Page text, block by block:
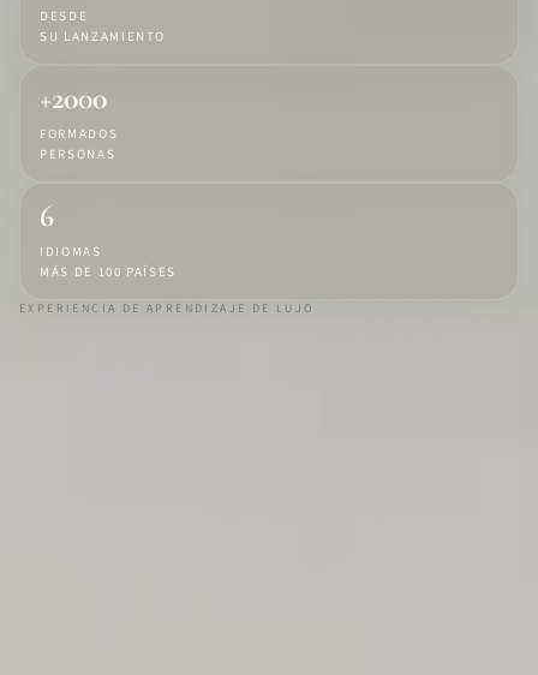
DESDE
SU LANZAMIENTO
+2000
FORMADOS
PERSONAS
6
IDIOMAS
MÁS DE 100 PAÍSES
EXPERIENCIA DE APRENDIZAJE DE LUJO